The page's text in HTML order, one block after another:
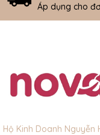
Áp dụng cho
Hộ Kinh Doanh Nguyễn